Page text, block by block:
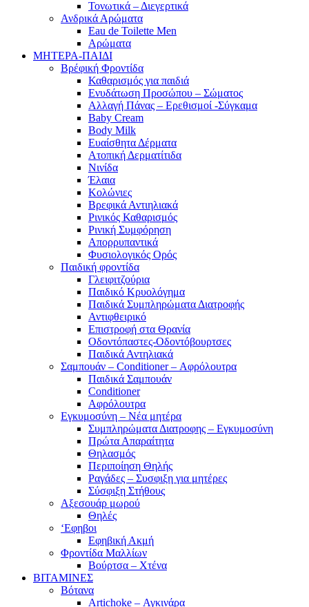
Τονωτικά – Διεγερτικά
Ανδρικά Αρώματα
Eau de Toilette Men
Αρώματα
ΜΗΤΕΡΑ-ΠΑΙΔΙ
Βρέφική Φροντίδα
Καθαρισμός για παιδιά
Ενυδάτωση Προσώπου – Σώματος
Αλλαγή Πάνας – Ερεθισμοί -Σύγκαμα
Baby Cream
Body Milk
Ευαίσθητα Δέρματα
Ατοπική Δερματίτιδα
Νινίδα
Έλαια
Κολώνιες
Βρεφικά Αντιηλιακά
Ρινικός Καθαρισμός
Ρινική Συμφόρηση
Απορρυπαντικά
Φυσιολογικός Ορός
Παιδική φροντίδα
Γλειφιτζούρια
Παιδικό Κρυολόγημα
Παιδικά Συμπληρώματα Διατροφής
Αντιφθειρικό
Επιστροφή στα Θρανία
Οδοντόπαστες-Οδοντόβουρτσες
Παιδικά Αντηλιακά
Σαμπουάν – Conditioner – Αφρόλουτρα
Παιδικά Σαμπουάν
Conditioner
Αφρόλουτρα
Εγκυμοσύνη – Νέα μητέρα
Συμπληρώματα Διατροφης – Εγκυμοσύνη
Πρώτα Απαραίτητα
Θηλασμός
Περιποίηση Θηλής
Ραγάδες – Συσφιξη για μητέρες
Σύσφιξη Στήθους
Αξεσουάρ μωρού
Θηλές
‘Εφηβοι
Εφηβική Ακμή
Φροντίδα Μαλλίων
Βούρτσα – Χτένα
ΒΙΤΑΜΙΝΕΣ
Βότανα
Artichoke – Αγκινάρα